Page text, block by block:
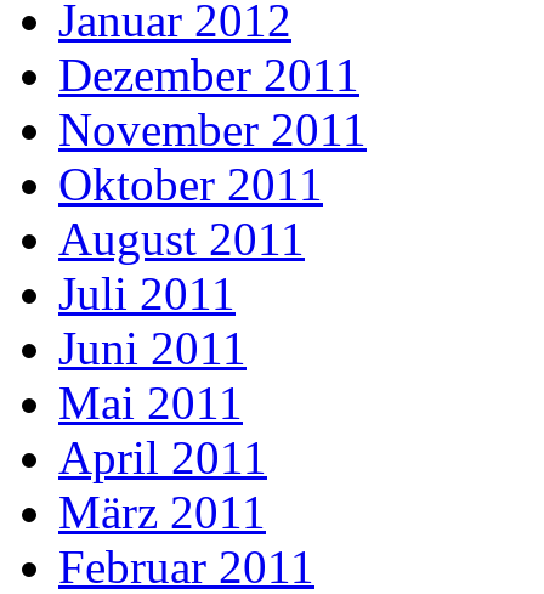
Januar 2012
Dezember 2011
November 2011
Oktober 2011
August 2011
Juli 2011
Juni 2011
Mai 2011
April 2011
März 2011
Februar 2011